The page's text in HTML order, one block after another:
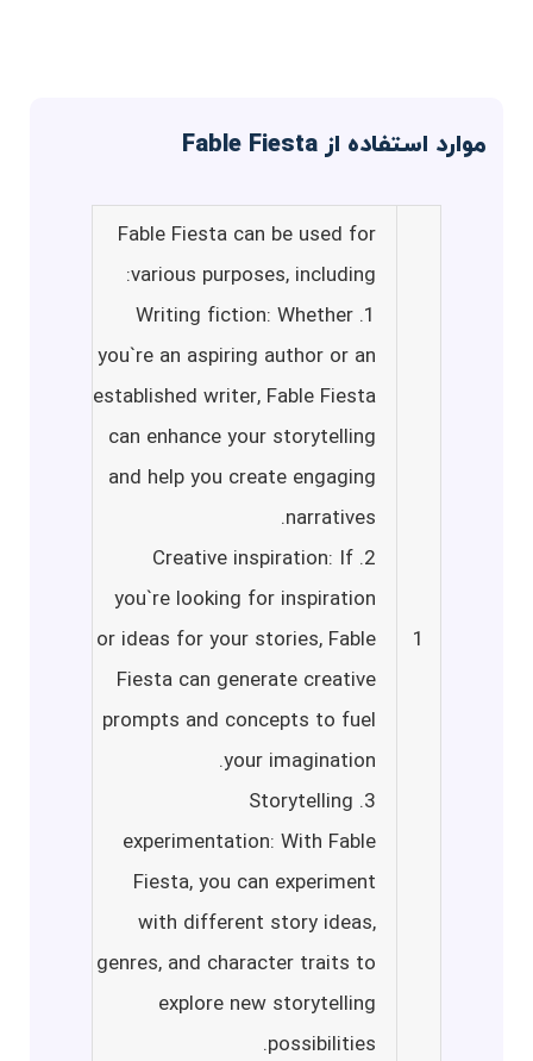
موارد استفاده از Fable Fiesta
1
Fable Fiesta can be used for
various purposes, including:
1. Writing fiction: Whether
you`re an aspiring author or an
established writer, Fable Fiesta
can enhance your storytelling
and help you create engaging
narratives.
2. Creative inspiration: If
you`re looking for inspiration
or ideas for your stories, Fable
Fiesta can generate creative
prompts and concepts to fuel
your imagination.
3. Storytelling
experimentation: With Fable
Fiesta, you can experiment
with different story ideas,
genres, and character traits to
explore new storytelling
possibilities.